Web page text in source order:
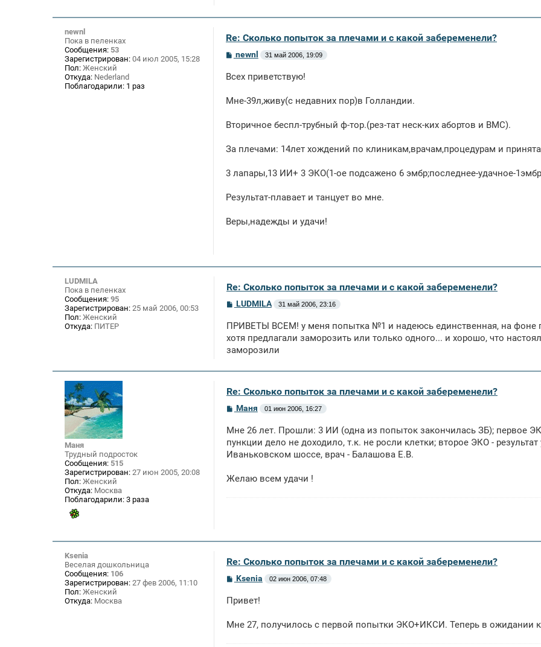
и
newnl
Пока в пеленках
Сообщения: 53
Зарегистрирован: 04 июл 2005, 15:28
Пол: Женский
Откуда: Nederland
Поблагодарили: 1 раз
Re: Сколько попыток за плечами и с какой забеременели?
С
б
е
н
newnl 31 май 2006, 19:09
Всех приветствую!
Мне-39л,живу(с недавних пор)в Голландии.
Вторичное беспл-трубный ф-тор.(рез-тат неск-ких абортов и ВМС).
За плечами: 14лет хождений по клиникам,врачам,процедурам и
3 лапары,13 ИИ+ 3 ЭКО(1-ое подсажено 6 эмбр;последнее-удачное-
Результат-плавает и танцует во мне.
Веры,надежды и удачи!
LUDMILA
Пока в пеленках
Сообщения: 95
Зарегистрирован: 25 май 2006, 00:53
Пол: Женский
Откуда: ПИТЕР
Re: Сколько попыток за плечами и с какой забеременели?
С
б
щ
н
е
LUDMILA 31 май 2006, 23:16
ПРИВЕТЫ ВСЕМ! у меня попытка №1 и надеюсь единственная, на фоне
хотя предлагали заморозить или только одного... и хорошо, что
заморозили
Маня
Трудный подросток
Сообщения: 515
Зарегистрирован: 27 июн 2005, 20:08
Пол: Женский
Откуда: Москва
Поблагодарили: 3 раза
Re: Сколько попыток за плечами и с какой забеременели?
С
б
щ
е
н
е
Маня 01 июн 2006, 16:27
Мне 26 лет. Прошли: 3 ИИ (одна из попыток закончилась ЗБ); первое
пункции дело не доходило, т.к. не росли клетки; второе ЭКО -
Иваньковском шоссе, врач - Балашова Е.В.
Желаю всем удачи !
Ksenia
Веселая дошкольница
Сообщения: 106
Зарегистрирован: 27 фев 2006, 11:10
Пол: Женский
Откуда: Москва
Re: Сколько попыток за плечами и с какой забеременели?
С
б
е
н
Ksenia 02 июн 2006, 07:48
Привет!
Мне 27, получилось с первой попытки ЭКО+ИКСИ. Теперь в ожидании